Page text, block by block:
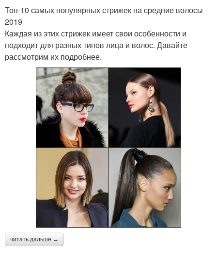
Топ-10 самых популярных стрижек на средние волосы
2019
Каждая из этих стрижек имеет свои особенности и
подходит для разных типов лица и волос. Давайте
рассмотрим их подробнее.
читать дальше →